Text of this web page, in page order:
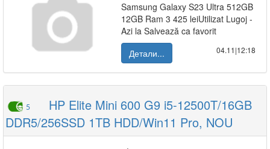
Samsung Galaxy S23 Ultra 512GB
12GB Ram 3 425 leiUtilizat Lugoj -
Azi la Salvează ca favorit
Детали...
04.11|12:18
5
HP Elite Mini 600 G9 i5-12500T/16GB
DDR5/256SSD 1TB HDD/Win11 Pro, NOU